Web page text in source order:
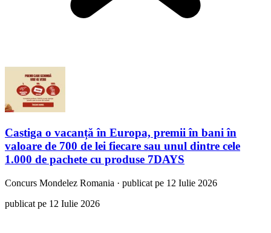
Castiga o vacanță în Europa, premii în bani în
valoare de 700 de lei fiecare sau unul dintre cele
1.000 de pachete cu produse 7DAYS
Concurs Mondelez Romania · publicat pe 12 Iulie 2026
publicat pe 12 Iulie 2026